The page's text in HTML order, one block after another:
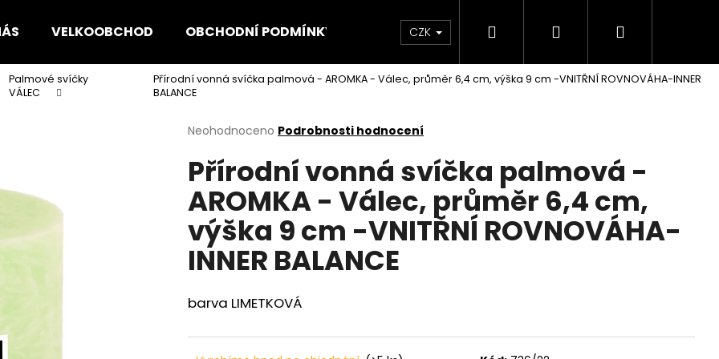
VELKOOBCHOD OBCHODNÍ PODMÍNKY KONTAKTY
CZK Hledat PřihlášeníNákupní
Palmové svíčky
VÁLEC
Přírodní vonná svíčka palmová - AROMKA - Válec, průměr 6,4 cm, výška 9 cm -VNITŘNÍ ROVNOVÁHA-INNER
BALANCE
Průměrné
produktu
je
0,0
z
5
hvězdiček.
Neohodnoceno Podrobnosti hodnocení
Přírodní vonná svíčka palmová -
AROMKA - Válec, průměr 6,4 cm,
výška 9 cm -VNITŘNÍ ROVNOVÁHA-
INNER BALANCE
barva LIMETKOVÁ
Co potřebujete najít?
Doporučujeme